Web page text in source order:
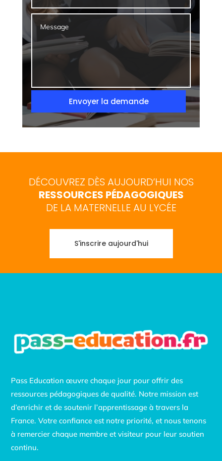
Envoyer la demande
DÉCOUVREZ DÈS AUJOURD’HUI NOS
RESSOURCES PÉDAGOGIQUES
DE LA MATERNELLE AU LYCÉE
S'inscrire aujourd'hui
Pass Education œuvre chaque jour pour offrir des
ressources pédagogiques de qualité. Notre mission est
d’enrichir et de soutenir l’apprentissage à travers la
France. Votre confiance est notre priorité, et nous tenons
à remercier chaque membre et visiteur pour leur soutien
continu.